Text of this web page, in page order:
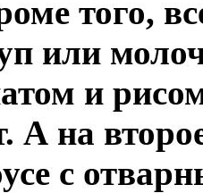
того,
или
и
А на
с